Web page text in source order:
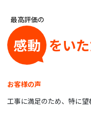
感動 をい
お客様の声
工事に満足のため、特に望